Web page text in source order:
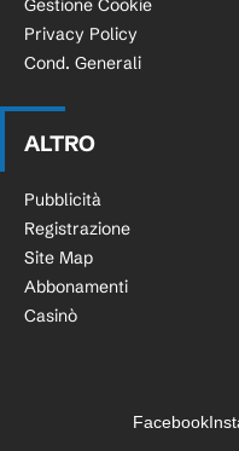
Gestione Cookie
Privacy Policy
Cond. Generali
ALTRO
Pubblicità
Registrazione
Site Map
Abbonamenti
Casinò
Facebook